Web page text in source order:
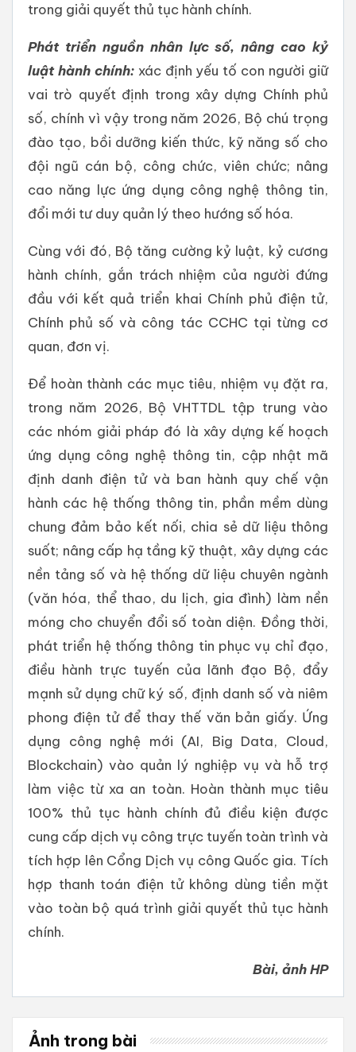
trong giải quyết thủ tục hành chính.
Phát triển nguồn nhân lực số, nâng cao kỷ
luật hành chính: xác định yếu tố con người giữ
vai trò quyết định trong xây dựng Chính phủ
số, chính vì vậy trong năm 2026, Bộ chú trọng
đào tạo, bồi dưỡng kiến thức, kỹ năng số cho
đội ngũ cán bộ, công chức, viên chức; nâng
cao năng lực ứng dụng công nghệ thông tin,
đổi mới tư duy quản lý theo hướng số hóa.
Cùng với đó, Bộ tăng cường kỷ luật, kỷ cương
hành chính, gắn trách nhiệm của người đứng
đầu với kết quả triển khai Chính phủ điện tử,
Chính phủ số và công tác CCHC tại từng cơ
quan, đơn vị.
Để hoàn thành các mục tiêu, nhiệm vụ đặt ra,
trong năm 2026, Bộ VHTTDL tập trung vào
các nhóm giải pháp đó là xây dựng kế hoạch
ứng dụng công nghệ thông tin, cập nhật mã
định danh điện tử và ban hành quy chế vận
hành các hệ thống thông tin, phần mềm dùng
chung đảm bảo kết nối, chia sẻ dữ liệu thông
suốt; nâng cấp hạ tầng kỹ thuật, xây dựng các
nền tảng số và hệ thống dữ liệu chuyên ngành
(văn hóa, thể thao, du lịch, gia đình) làm nền
móng cho chuyển đổi số toàn diện. Đồng thời,
phát triển hệ thống thông tin phục vụ chỉ đạo,
điều hành trực tuyến của lãnh đạo Bộ, đẩy
mạnh sử dụng chữ ký số, định danh số và niêm
phong điện tử để thay thế văn bản giấy. Ứng
dụng công nghệ mới (AI, Big Data, Cloud,
Blockchain) vào quản lý nghiệp vụ và hỗ trợ
làm việc từ xa an toàn. Hoàn thành mục tiêu
100% thủ tục hành chính đủ điều kiện được
cung cấp dịch vụ công trực tuyến toàn trình và
tích hợp lên Cổng Dịch vụ công Quốc gia. Tích
hợp thanh toán điện tử không dùng tiền mặt
vào toàn bộ quá trình giải quyết thủ tục hành
chính.
Bài, ảnh HP
Ảnh trong bài